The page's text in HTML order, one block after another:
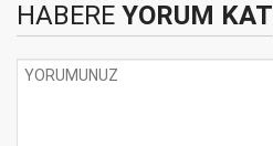
HABERE YORUM KAT